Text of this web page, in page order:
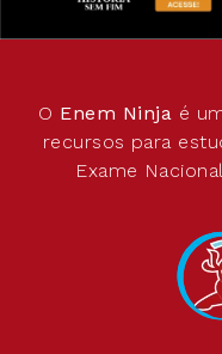
O Enem Ninja é
recursos para
Exame